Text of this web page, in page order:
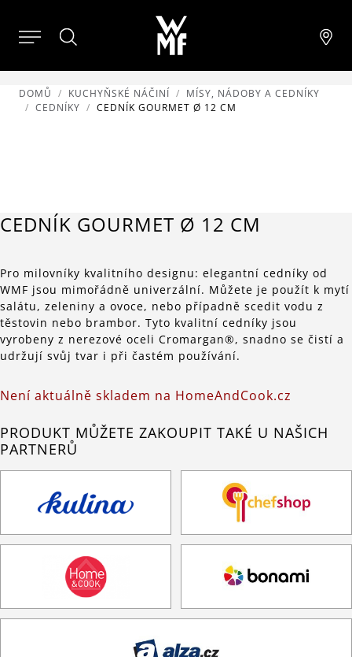
DOMŮ KUCHYŇSKÉ NÁČINÍ
MÍSY, NÁDOBY A CEDNÍKY
CEDNÍKY
CEDNÍK GOURMET Ø 12 CM
CEDNÍK GOURMET Ø 12 CM
Pro milovníky kvalitního designu: elegantní cedníky od
WMF jsou mimořádně univerzální. Můžete je použít k mytí
salátu, zeleniny a ovoce, nebo případně scedit vodu z
těstovin nebo brambor. Tyto kvalitní cedníky jsou
vyrobeny z nerezové oceli Cromargan®, snadno se čistí a
udržují svůj tvar i při častém používání.
Není aktuálně skladem na HomeAndCook.cz
PRODUKT MŮŽETE ZAKOUPIT TAKÉ U NAŠICH
PARTNERŮ